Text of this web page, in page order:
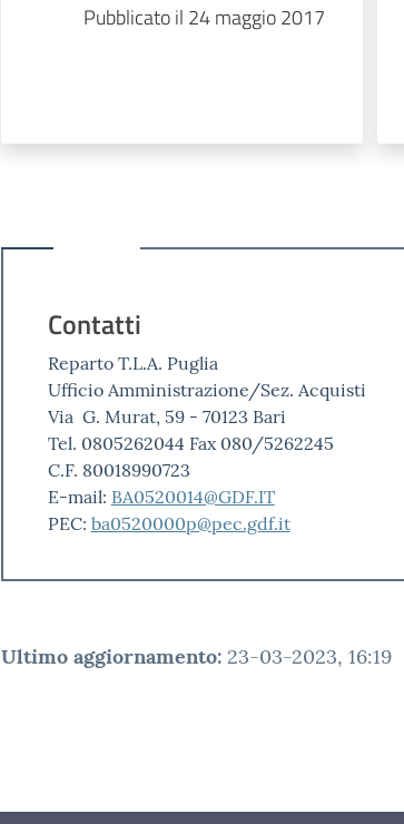
Pubblicato il 24 maggio 2017
Contatti
Reparto T.L.A. Puglia
Ufficio Amministrazione/Sez. Acquisti
Via G. Murat, 59 - 70123 Bari
Tel. 0805262044 Fax 080/5262245
C.F. 80018990723
E-mail: BA0520014@GDF.IT
PEC: ba0520000p@pec.gdf.it
Ultimo aggiornamento: 23-03-2023, 16:19